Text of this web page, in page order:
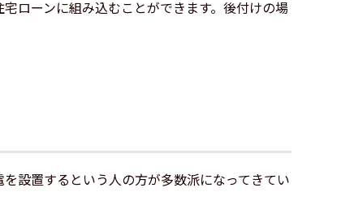
ローンに組み込むことができます。後付けの場
設置するという人の方が多数派になってきてい